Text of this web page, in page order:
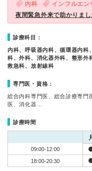
内科 インフルエン
夜間緊急外来で助かりまし
診療科目：
内科、呼吸器内科、循環器内科
科、外科、消化器外科、整形外
救急科、放射線科
専門医・資格：
総合内科専門医、総合診療専門
医、消化器…
診療時間
09:00-12:00
18:00-20:30